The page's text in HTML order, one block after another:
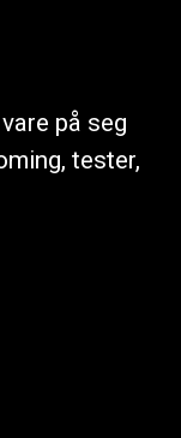
på seg
tester,